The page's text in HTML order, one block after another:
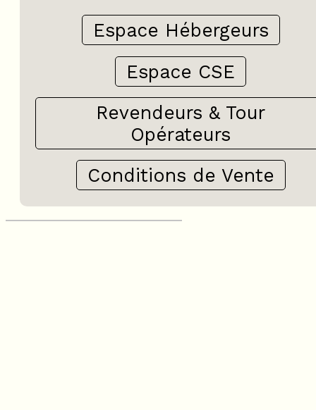
Espace Hébergeurs
Espace CSE
Revendeurs & Tour
Opérateurs
Conditions de Vente